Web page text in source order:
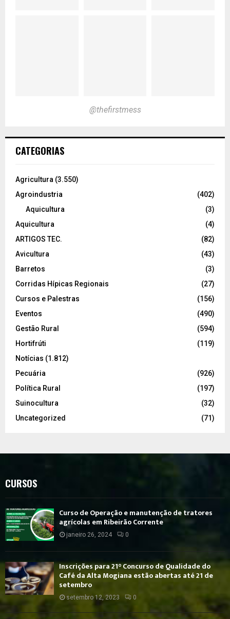
@thefirstmess
CATEGORIAS
Agricultura (3.550)
Agroindustria
(402)
Aquicultura
(3)
Aquicultura
(4)
ARTIGOS TEC.
(82)
Avicultura
(43)
Barretos
(3)
Corridas Hípicas Regionais
(27)
Cursos e Palestras
(156)
Eventos
(490)
Gestão Rural
(594)
Hortifrúti
(119)
Notícias (1.812)
Pecuária
(926)
Política Rural
(197)
Suinocultura
(32)
Uncategorized
(71)
CURSOS
Curso de Operação e manutenção de tratores
agrícolas em Ribeirão Corrente
janeiro 26, 2024 0
Inscrições para 21° Concurso de Qualidade do
Café da Alta Mogiana estão abertas até 21 de
setembro
setembro 12, 2023 0